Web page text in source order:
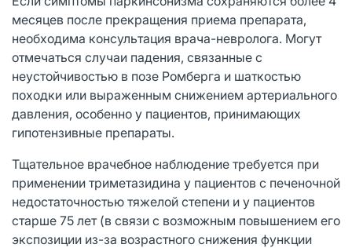
месяцев после прекращения приема препарата,
необходима консультация врача-невролога. Могут
отмечаться случаи падения, связанные с
неустойчивостью в позе Ромберга и шаткостью
походки или выраженным снижением артериального
давления, особенно у пациентов, принимающих
гипотензивные препараты.
Тщательное врачебное наблюдение требуется при
применении триметазидина у пациентов с печеночной
недостаточностью тяжелой степени и у пациентов
старше 75 лет (в связи с возможным повышением его
экспозиции из-за возрастного снижения функции